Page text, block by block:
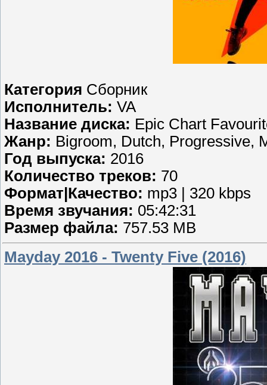
Категория Сборник
Исполнитель: VA
Название диска: Epic Chart
Жанр: Bigroom, Dutch, Progressive,
Год выпуска: 2016
Количество треков: 70
Формат|Качество: mp3 | 320 kbps
Время звучания: 05:42:31
Размер файла: 757.53 MB
Mayday 2016 - Twenty Five (2016)